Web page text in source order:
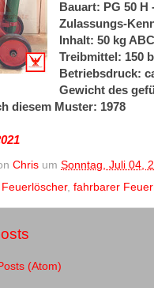
Bauart: PG 50
Zulassungs-
Inhalt: 50 kg
Treibmittel: 150
Betriebsdruck:
Gewicht des
diesem Muster: 1978
Chris um Sonntag, Juli 04,
, fahrbarer
(Atom)